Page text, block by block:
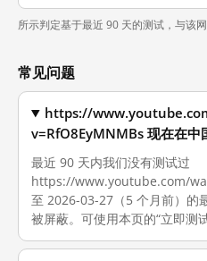
所示判定基于最近 90 天的测试，与该网
常见问题
https://
v=RfO8EyMNMBs 现在在中
最近 90 天内我们没有测试过
https://www.youtube.com/
至 2026-03-27（5 个月前）的
被屏蔽。可使用本页的“立即测